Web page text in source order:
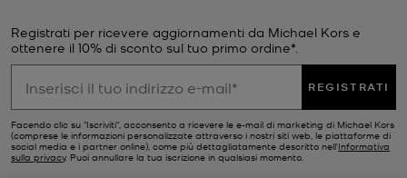
punto di partenza, qualunque sia l'evento. Questo colore classico e
la silhouette lunga sapranno valorizzare ogni fisico e tonalità della
pelle. I nostri esclusivi abiti lunghi sono disponibili in tante versioni,
da quelli aderenti in jersey opaco ai caftani bohémien con cintura.
questo all-in-one è il tuo passe-partout per l'eleganza. Qualunque
modello Michael Kors tu scelga, assicurati di completare il look
Registrati per ricevere aggiornamenti da Michael Kors e
ottenere il 10% di sconto sul tuo primo ordine*.
REGISTRATI
Facendo clic su "Iscriviti", acconsento a ricevere le e-mail di marketing di Michael Kors
(comprese le informazioni personalizzate attraverso i nostri siti web, le piattaforme di
social media e i partner online), come più dettagliatamente descritto nell’Informativa
sulla privacy. Puoi annullare la tua iscrizione in qualsiasi momento.